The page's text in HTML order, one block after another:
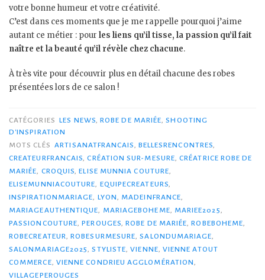
votre bonne humeur et votre créativité.
C’est dans ces moments que je me rappelle pourquoi j’aime
autant ce métier : pour les liens qu’il tisse, la passion qu’il fait
naître et la beauté qu’il révèle chez chacune.
À très vite pour découvrir plus en détail chacune des robes
présentées lors de ce salon !
CATÉGORIES LES NEWS ,ROBE DE MARIÉE ,SHOOTING
D'INSPIRATION
MOTS CLÉS ARTISANATFRANCAIS BELLESRENCONTRES
CREATEURFRANCAIS ,CRÉATION SUR-MESURE ,CRÉATRICE ROBE DE
MARIÉE
CROQUIS ,ELISE MUNNIA COUTURE
ELISEMUNNIACOUTURE
EQUIPECREATEURS
INSPIRATIONMARIAGE
LYON MADEINFRANCE
MARIAGEAUTHENTIQUE
MARIAGEBOHEME MARIEE2025
PASSIONCOUTURE ,PEROUGES ,ROBE DE MARIÉE ,ROBEBOHEME
ROBECREATEUR
,ROBESURMESURE ,SALONDUMARIAGE
SALONMARIAGE2025
,STYLISTE ,VIENNE VIENNE ATOUT
COMMERCE VIENNE CONDRIEU AGGLOMÉRATION
VILLAGEPEROUGES